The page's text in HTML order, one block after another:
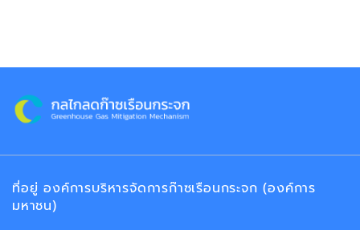
ที่อยู่ องค์การบริหารจัดการก๊าซเรือนกระจก (องค์การ
มหาชน)